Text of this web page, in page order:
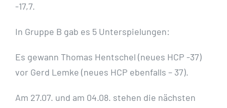
-17,7.
In Gruppe B gab es 5 Unterspielungen:
Es gewann Thomas Hentschel (neues HCP -37)
vor Gerd Lemke (neues HCP ebenfalls – 37).
Am 27.07. und am 04.08. stehen die nächsten